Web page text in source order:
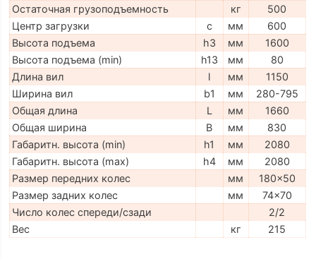
Остаточная грузоподъемность
кг
500
Центр загрузки
c мм
600
Высота подъема
h3 мм
1600
Высота подъема (min)
h13 мм
80
Длина вил
l мм
1150
Ширина вил
b1 мм
280-795
Общая длина
L мм
1660
Общая ширина
B мм
830
Габаритн. высота (min)
h1 мм
2080
Габаритн. высота (max)
h4 мм
2080
Размер передних колес
мм
180x50
Размер задних колес
мм
74x70
Число колес спереди/сзади
2/2
Вес
кг 215